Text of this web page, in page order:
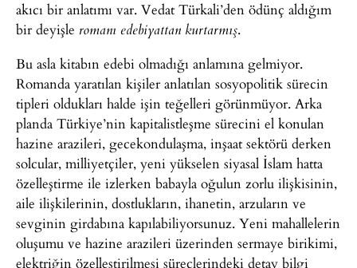
akıcı bir anlatımı var. Vedat Türkali’den ödünç aldığım
bir deyişle romanı edebiyattan kurtarmış.
Bu asla kitabın edebi olmadığı anlamına gelmiyor.
Romanda yaratılan kişiler anlatılan sosyopolitik sürecin
tipleri oldukları halde işin teğelleri görünmüyor. Arka
planda Türkiye’nin kapitalistleşme sürecini el konulan
hazine arazileri, gecekondulaşma, inşaat sektörü derken
solcular, milliyetçiler, yeni yükselen siyasal İslam hatta
özelleştirme ile izlerken babayla oğulun zorlu ilişkisinin,
aile ilişkilerinin, dostlukların, ihanetin, arzuların ve
sevginin girdabına kapılabiliyorsunuz. Yeni mahallelerin
oluşumu ve hazine arazileri üzerinden sermaye birikimi,
elektriğin özelleştirilmesi süreçlerindeki detay bilgi